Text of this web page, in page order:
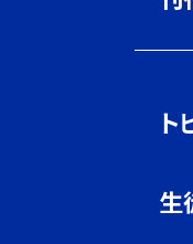
ト
生